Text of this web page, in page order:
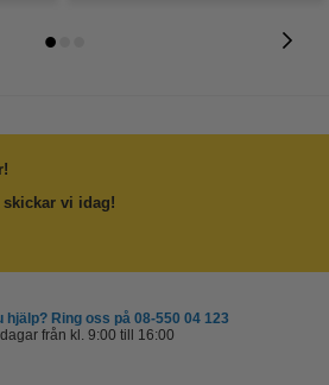
skickar vi idag!
hjälp? Ring oss på 08-550 04 123
från kl. 9:00 till 16:00